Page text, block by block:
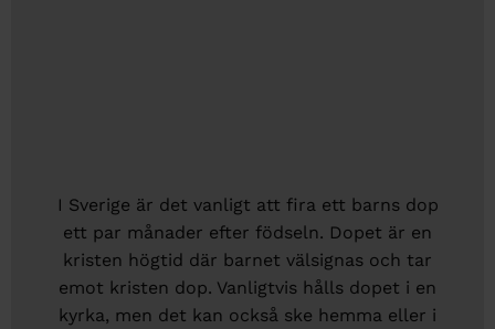
I Sverige är det vanligt att fira ett barns dop
ett par månader efter födseln. Dopet är en
kristen högtid där barnet välsignas och tar
emot kristen dop. Vanligtvis hålls dopet i en
kyrka, men det kan också ske hemma eller i